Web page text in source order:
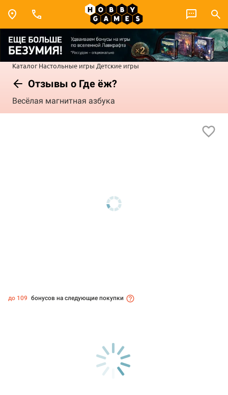
Каталог Настольные игры Детские игры
Отзывы о Где ёж?
Весёлая магнитная азбука
до 109 бонусов на следующие покупки